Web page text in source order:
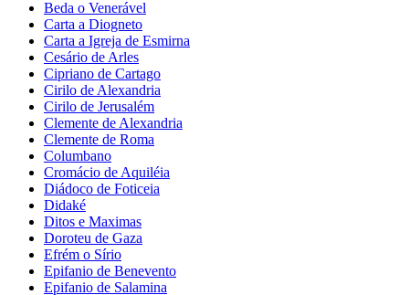
Beda o Venerável
Carta a Diogneto
Carta a Igreja de Esmirna
Cesário de Arles
Cipriano de Cartago
Cirilo de Alexandria
Cirilo de Jerusalém
Clemente de Alexandria
Clemente de Roma
Columbano
Cromácio de Aquiléia
Diádoco de Foticeia
Didaké
Ditos e Maximas
Doroteu de Gaza
Efrém o Sírio
Epifanio de Benevento
Epifanio de Salamina